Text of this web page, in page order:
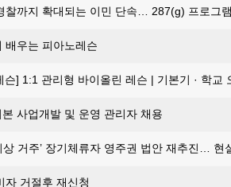
찰까지 확대되는 이민 단속… 287(g) 프로그
배우는 피아노레슨
슨] 1:1 관리형 바이올린 레슨 | 기본기 · 학
본 사업개발 및 운영 관리자 채용
상 거주’ 장기체류자 영주권 법안 재추진… 현
자 거절후 재신청